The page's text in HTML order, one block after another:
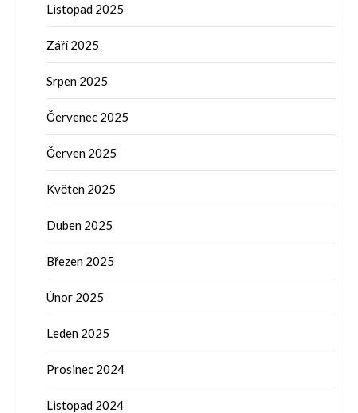
Listopad 2025
Září 2025
Srpen 2025
Červenec 2025
Červen 2025
Květen 2025
Duben 2025
Březen 2025
Únor 2025
Leden 2025
Prosinec 2024
Listopad 2024